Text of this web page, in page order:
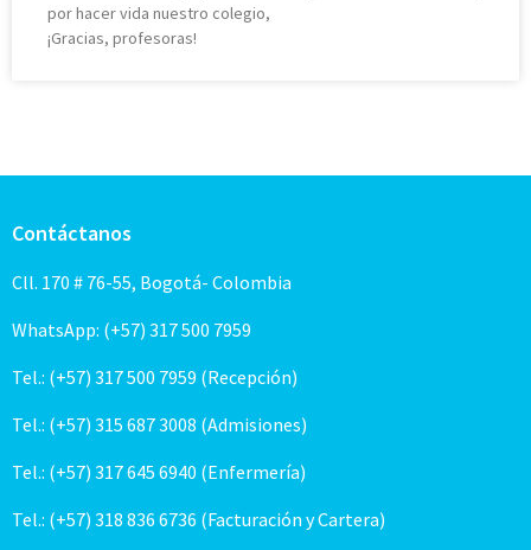
por hacer vida nuestro colegio,
¡Gracias, profesoras!
Contáctanos
Cll. 170 # 76-55, Bogotá- Colombia
WhatsApp: (+57) 317 500 7959
Tel.: (+57) 317 500 7959 (Recepción)
Tel.: (+57) 315 687 3008 (Admisiones)
Tel.: (+57) 317 645 6940 (Enfermería)
Tel.: (+57) 318 836 6736 (Facturación y Cartera)